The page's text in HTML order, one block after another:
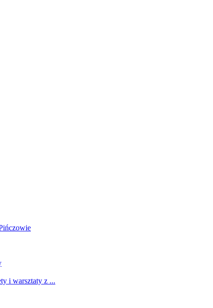
i warsztaty z ...